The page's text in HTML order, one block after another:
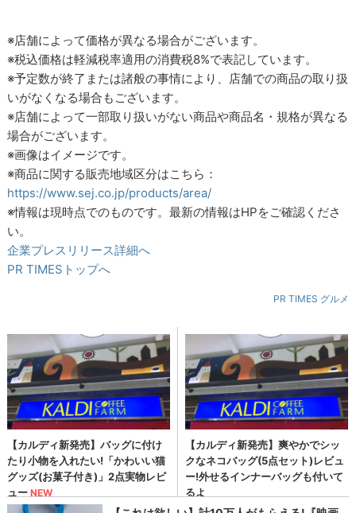
※店舗によって価格が異なる場合がございます。
※税込価格は軽減税率適用の消費税8%で表記しています。
※予定数が終了または諸般の事情により、店舗での商品の取り扱
いがなくなる場合もございます。
※店舗によって一部取り扱いがない商品や商品名・規格が異なる
場合がございます。
※画像はイメージです。
※商品に関する販売地域区分はこちら：
https://www.sej.co.jp/products/area/
※情報は現時点でのものです。最新の情報はHPをご確認くださ
い。
企業プレスリリース詳細へ
PR TIMESトップへ
PR TIMES グルメ